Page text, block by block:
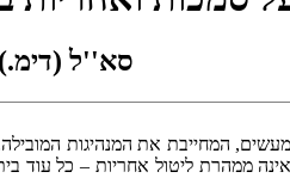
סא''ל
המחייבת את המנהיגות
ממהרת ליטול אחריות – כל עוד